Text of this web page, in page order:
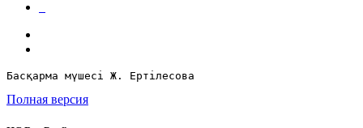
Басқарма мүшесі Ж. Ертілесова
Полная версия